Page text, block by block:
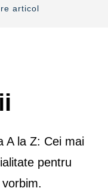
articol
A la Z: Cei mai
pentru